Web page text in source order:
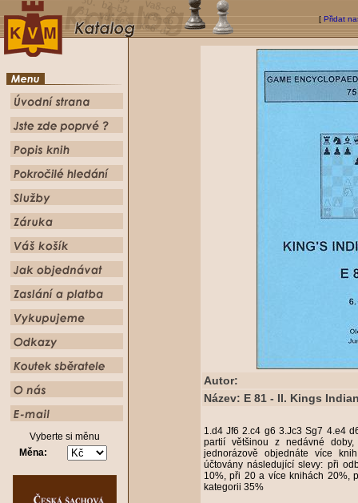
[ Přidat
Vyberte si měnu
Měna:
Autor:
Název: E 81 - II. Kings
1.d4 Jf6 2.c4 g6 3.Jc3 Sg7 4.e4
partií většinou z nedávné
jednorázově objednáte více
účtovány následující slevy: při
10%, při 20 a více knihách 20%,
kategorii 35%